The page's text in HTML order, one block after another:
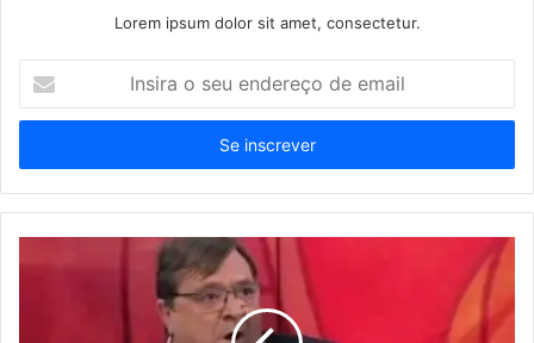
Lorem ipsum dolor sit amet, consectetur.
seu
de
email